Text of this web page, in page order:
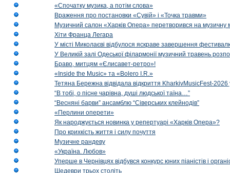
«Спочатку музика, а потім слова»
Враження про постановки «Сувій» і «Точка травми»
Музичний салон «Харків Опера» перетворився на музичну
Хіти Франца Легара
У місті Миколаєві відбулося яскраве завершення
У Великій залі Одеської філармонії музичний травень
Браво, митцям «Єлисавет-ретро»!
«Inside the Music» та «Bolero I.R.»
Тетяна Бережна відвідала відкриття KharkivMusicFest-2026
“В тобі, о пісне чарівна, душі людської таїна…”
“Весняні барви” ансамблю “Сіверських клейнодів”
«Перлини оперети»
Як народжується новинка у репертуарі «Харків Опера»?
Про крихкість життя і силу почуття
Музичне рандеву
«Україна. Любов»
Уперше в Чернівцях відбувся конкурс юних піаністів і
Шедеври трьох століть